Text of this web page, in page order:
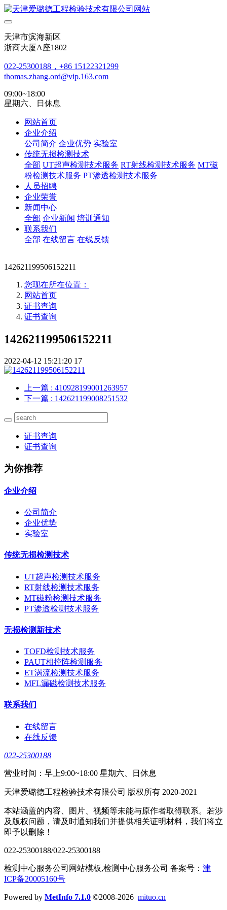
天津市滨海新区
浙商大厦A座1802
022-25300188，+86 15122321299
thomas.zhang.ord@vip.163.com
09:00~18:00
星期六、日休息
网站首页
企业介绍
公司简介 企业优势 实验室
传统无损检测技术
全部 UT超声检测技术服务 RT射线检测技术服务 MT磁
粉检测技术服务 PT渗透检测技术服务
人员招聘
企业荣誉
新闻中心
全部 企业新闻 培训通知
联系我们
全部 在线留言 在线反馈
142621199506152211
您现在所在位置：
网站首页
证书查询
证书查询
142621199506152211
2022-04-12 15:21:20 17
上一篇 : 410928199001263957
下一篇 : 142621199008251532
证书查询
证书查询
为你推荐
企业介绍
公司简介
企业优势
实验室
传统无损检测技术
UT超声检测技术服务
RT射线检测技术服务
MT磁粉检测技术服务
PT渗透检测技术服务
无损检测新技术
TOFD检测技术服务
PAUT相控阵检测服务
ET涡流检测技术服务
MFL漏磁检测技术服务
联系我们
在线留言
在线反馈
022-25300188
营业时间：早上9:00~18:00 星期六、日休息
天津爱璐德工程检验技术有限公司 版权所有 2020-2021
本站涵盖的内容、图片、视频等未能与原作者取得联系。若涉
及版权问题，请及时通知我们并提供相关证明材料，我们将立
即予以删除！
022-25300188/022-25300188
检测中心服务公司网站模板,检测中心服务公司 备案号： 津
ICP备20005160号
Powered by MetInfo 7.1.0 ©2008-2026 mituo.cn